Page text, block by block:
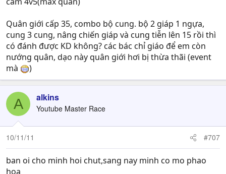
Quân giới cấp 35, combo bộ cung. bộ 2 giáp 1 ngựa,
cung 3 cung, nâng chiến giáp và cung tiễn lên 15 rồi thì
có đánh được KD không? các bác chỉ giáo để em còn
nướng quân, dạo này quân giới hơi bị thừa thãi (event
mà
)
A alkins
Youtube Master Race
10/11/11 #707
ban oi cho minh hoi chut,sang nay minh co mo phao
hoa